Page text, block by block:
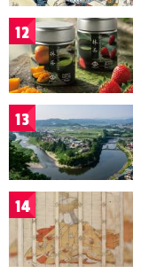
12
13
14